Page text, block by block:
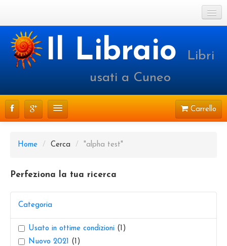
Cookie Policy
Login o registrati
Il LibraioLibri
usati a Cuneo
Carrello
SPEDIZIONI
CONTATTI
Home / Cerca / "alpha test"
Perfeziona la tua ricerca
Categoria
Usato in ottime condizioni (1)
Nuovo 2021 (1)